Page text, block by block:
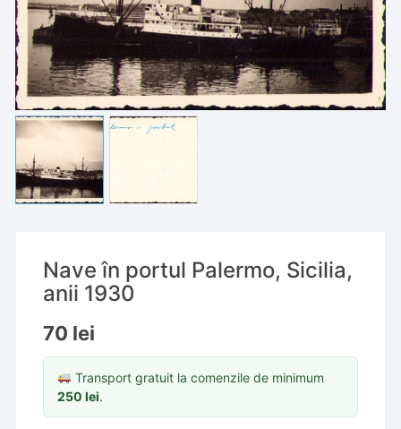
Nave în portul Palermo, Sicilia,
anii 1930
70 lei
Transport gratuit la comenzile de minimum
250lei.